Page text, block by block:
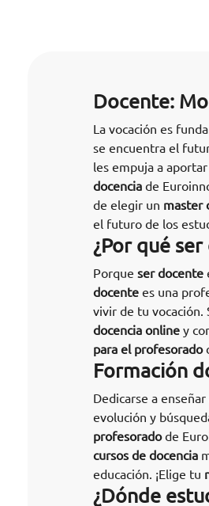
Docente:
La vocación es
se encuentra el
les empuja a
docenciade
de elegir un master
el futuro de los
¿Por qué
Porque ser docente
docentees una
vivir de tu vocación.
docencia onliney
para el profesorado
Formación
Dedicarse a
evolución y
profesoradode
cursos de docencia
educación. ¡Elige tu
¿Dónde